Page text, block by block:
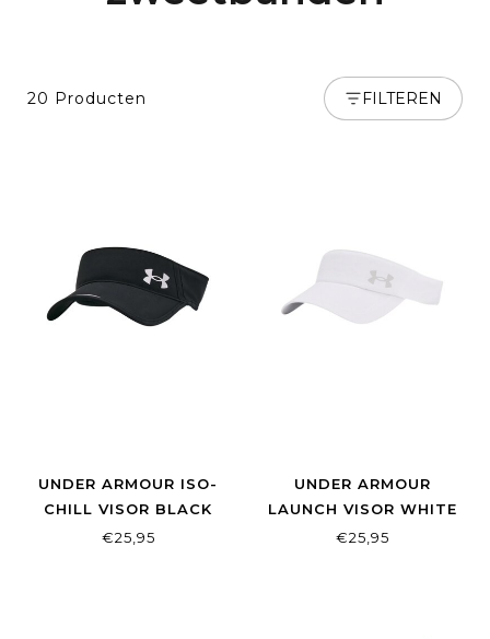
20 Producten FILTEREN
UNDER ARMOUR ISO-
CHILL VISOR BLACK
€25,95
UNDER ARMOUR
LAUNCH VISOR WHITE
€25,95